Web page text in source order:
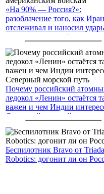
«На 90% — Россия?»:
разоблачение того, как Иран
отслеживал и наносил
американским войскам
Почему российский
ледокол «Ленин» остаётся
важен и чем Индии
Северный морской путь
Беспилотник Bravo от Triada
Robotics: догонит ли он